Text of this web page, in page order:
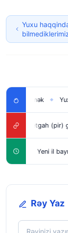
Yuxu
Yuxuda
(pir) görmək
◆ Yeni il bayramı
Rəy Yaz